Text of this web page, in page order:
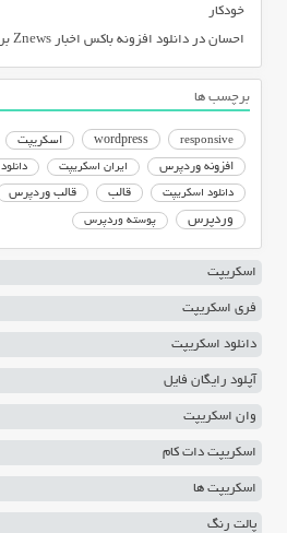
خودکار
احسان در دانلود افزونه باکس اخبار Znews برای وردپرس
برچسب ها
responsive
wordpress اسکریپت
افزونه وردپرس
ایران اسکریپت دانلود
دانلود اسکریپت قالب قالب وردپرس
وردپرس پوسته وردپرس
اسکریپت
فری اسکریپت
دانلود اسکریپت
آپلود رایگان فایل
وان اسکریپت
اسکریپت دات کام
اسکریپت ها
پالت رنگ